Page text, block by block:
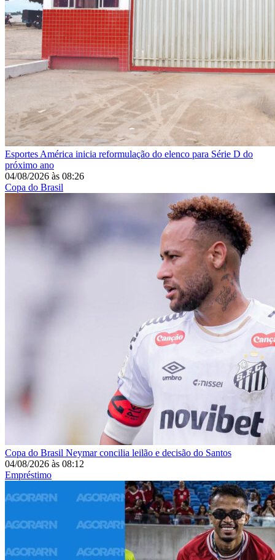
Esportes América inicia reformulação do elenco para Série D do
próximo ano
04/08/2026 às 08:26
Copa do Brasil
Copa do Brasil Neymar concilia leilão e decisão do Santos
04/08/2026 às 08:12
Empréstimo